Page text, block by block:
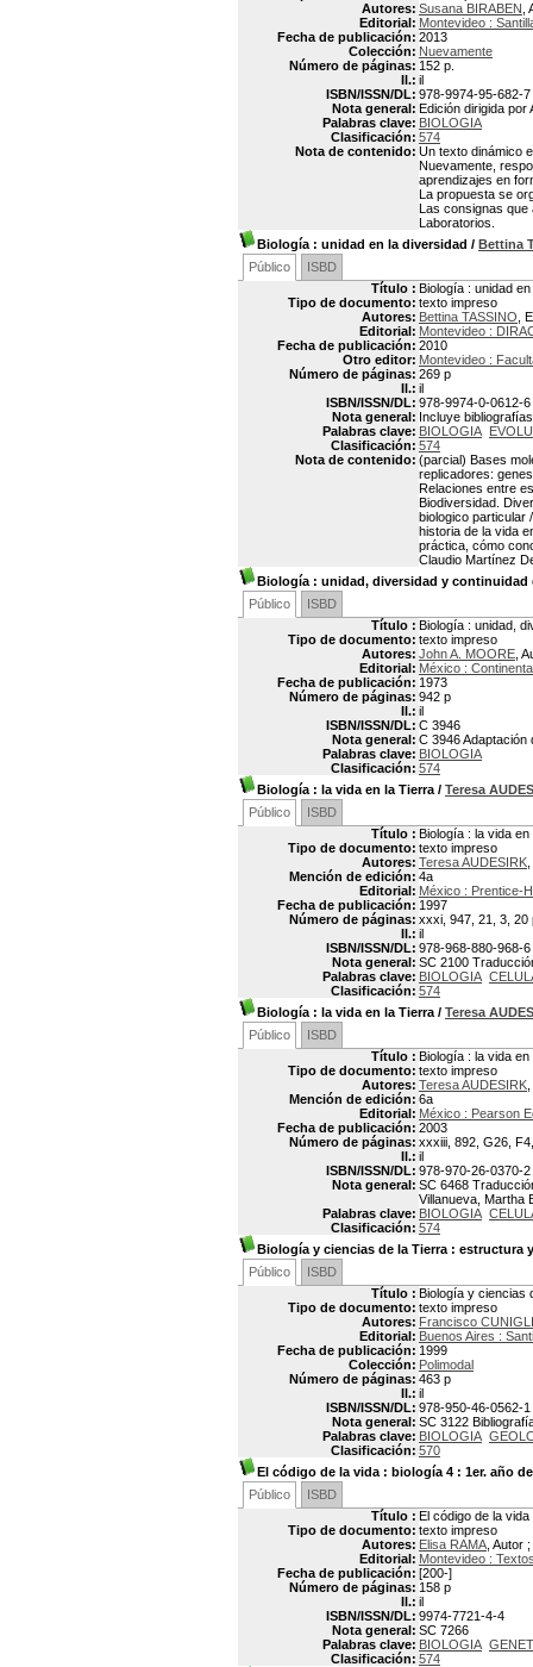
Autores: Susana BIRABEN
Editorial: Montevideo :
Fecha de publicación: 2013
Colección: Nuevamente
Número de páginas: 152 p.
Il.: il
ISBN/ISSN/DL: 978-9974-95-682-7
Nota general: Edición dirigida por
Palabras clave: BIOLOGIA
Clasificación: 574
Nota de contenido: Un texto dinámico
Nuevamente,
aprendizajes en
La propuesta se
Las consignas que
Laboratorios.
Biología : unidad en la diversidad / Bettina
Público
ISBD
Título : Biología : unidad
Tipo de documento: texto impreso
Autores: Bettina TASSINO ,
Editorial: Montevideo :
Fecha de publicación: 2010
Otro editor: Montevideo :
Número de páginas: 269 p
Il.: il
ISBN/ISSN/DL: 978-9974-0-0612-6
Nota general: Incluye bibliografías
Palabras clave: BIOLOGIA
Clasificación: 574
Nota de contenido: (parcial) Bases
replicadores:
Relaciones entre
Biodiversidad.
biologico particular
historia de la vida
práctica, cómo
Claudio Martínez
Biología : unidad, diversidad y continuidad
Público
ISBD
Título : Biología : unidad,
Tipo de documento: texto impreso
Autores: John A. MOORE ,
Editorial: México :
Fecha de publicación: 1973
Número de páginas: 942 p
Il.: il
ISBN/ISSN/DL: C 3946
Nota general: C 3946 Adaptación
Palabras clave: BIOLOGIA
Clasificación: 574
Biología : la vida en la Tierra / Teresa
Público
ISBD
Título : Biología : la vida en
Tipo de documento: texto impreso
Autores: Teresa AUDESIRK
Mención de edición: 4a
Editorial: México : Prentice-
Fecha de publicación: 1997
Número de páginas: xxxi, 947, 21, 3, 20
Il.: il
ISBN/ISSN/DL: 978-968-880-968-6
Nota general: SC 2100
Palabras clave: BIOLOGIA
Clasificación: 574
Biología : la vida en la Tierra / Teresa
Público
ISBD
Título : Biología : la vida en
Tipo de documento: texto impreso
Autores: Teresa AUDESIRK
Mención de edición: 6a
Editorial: México : Pearson
Fecha de publicación: 2003
Número de páginas: xxxiii, 892, G26,
Il.: il
ISBN/ISSN/DL: 978-970-26-0370-2
Nota general: SC 6468
Villanueva, Martha
Palabras clave: BIOLOGIA
Clasificación: 574
Biología y ciencias de la Tierra : estructura
Público
ISBD
Título : Biología y ciencias
Tipo de documento: texto impreso
Autores: Francisco
Editorial: Buenos Aires :
Fecha de publicación: 1999
Colección: Polimodal
Número de páginas: 463 p
Il.: il
ISBN/ISSN/DL: 978-950-46-0562-1
Nota general: SC 3122
Palabras clave: BIOLOGIA
Clasificación: 570
El código de la vida : biología 4 : 1er. año
Público
ISBD
Título : El código de la
Tipo de documento: texto impreso
Autores: Elisa RAMA , Autor ;
Editorial: Montevideo :
Fecha de publicación: [200-]
Número de páginas: 158 p
Il.: il
ISBN/ISSN/DL: 9974-7721-4-4
Nota general: SC 7266
Palabras clave: BIOLOGIA
Clasificación: 574